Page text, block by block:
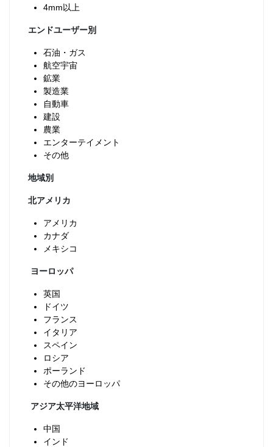
4mm以上
エンドユーザー別
石油・ガス
航空宇宙
鉱業
製造業
自動車
建設
農業
エンターテイメント
その他
地域別
北アメリカ
アメリカ
カナダ
メキシコ
ヨーロッパ
英国
ドイツ
フランス
イタリア
スペイン
ロシア
ポーランド
その他のヨーロッパ
アジア太平洋地域
中国
インド